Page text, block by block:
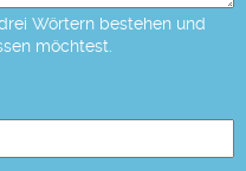
Wörtern bestehen und
möchtest.